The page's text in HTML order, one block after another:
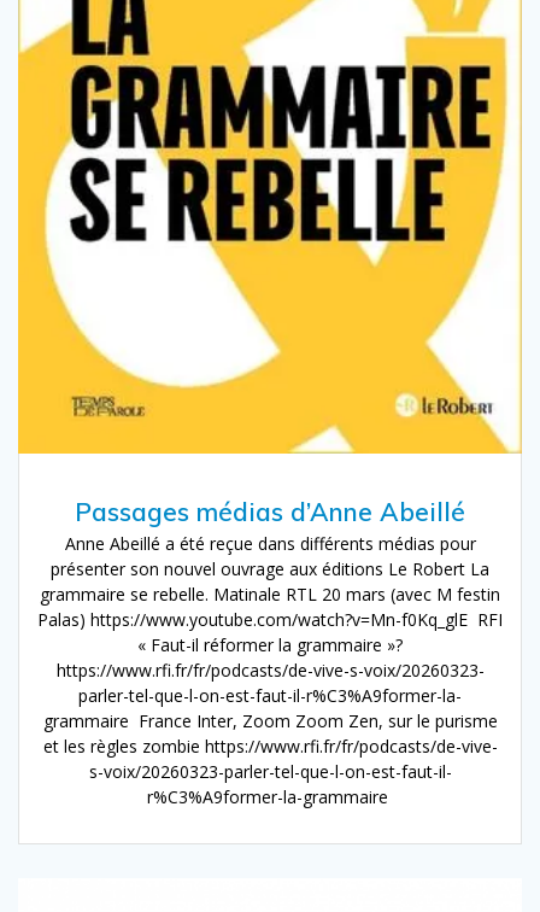
Passages médias d’Anne Abeillé
Anne Abeillé a été reçue dans différents médias pour
présenter son nouvel ouvrage aux éditions Le Robert La
grammaire se rebelle. Matinale RTL 20 mars (avec M festin
Palas) https://www.youtube.com/watch?v=Mn-f0Kq_glE RFI
« Faut-il réformer la grammaire »?
https://www.rfi.fr/fr/podcasts/de-vive-s-voix/20260323-
parler-tel-que-l-on-est-faut-il-r%C3%A9former-la-
grammaire France Inter, Zoom Zoom Zen, sur le purisme
et les règles zombie https://www.rfi.fr/fr/podcasts/de-vive-
s-voix/20260323-parler-tel-que-l-on-est-faut-il-
r%C3%A9former-la-grammaire